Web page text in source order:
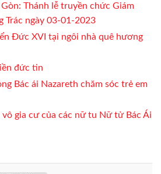
Gòn: Thánh lễ truyền chức Giám
Trác ngày 03-01-2023
Đức XVI tại ngôi nhà quê hương
đức tin
Bác ái Nazareth chăm sóc trẻ em
gia cư của các nữ tu Nữ tử Bác Ái